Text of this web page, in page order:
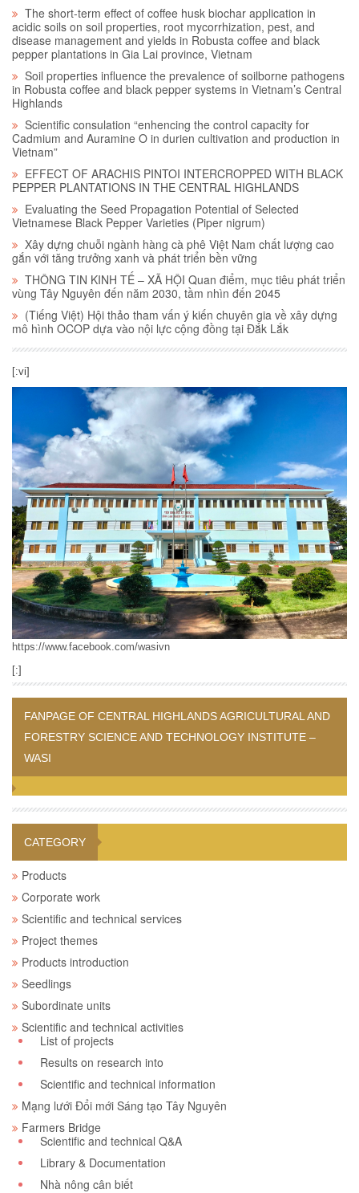
The short-term effect of coffee husk biochar application in
acidic soils on soil properties, root mycorrhization, pest, and
disease management and yields in Robusta coffee and black
pepper plantations in Gia Lai province, Vietnam
Soil properties influence the prevalence of soilborne pathogens
in Robusta coffee and black pepper systems in Vietnam’s Central
Highlands
Scientific consulation “enhencing the control capacity for
Cadmium and Auramine O in durien cultivation and production in
Vietnam”
EFFECT OF ARACHIS PINTOI INTERCROPPED WITH BLACK
PEPPER PLANTATIONS IN THE CENTRAL HIGHLANDS
Evaluating the Seed Propagation Potential of Selected
Vietnamese Black Pepper Varieties (Piper nigrum)
Xây dựng chuỗi ngành hàng cà phê Việt Nam chất lượng cao
gắn với tăng trưởng xanh và phát triển bền vững
THÔNG TIN KINH TẾ – XÃ HỘI Quan điểm, mục tiêu phát triển
vùng Tây Nguyên đến năm 2030, tầm nhìn đến 2045
(Tiếng Việt) Hội thảo tham vấn ý kiến chuyên gia về xây dựng
mô hình OCOP dựa vào nội lực cộng đồng tại Đắk Lắk
[:vi]
https://www.facebook.com/wasivn
[:]
FANPAGE OF CENTRAL HIGHLANDS AGRICULTURAL AND
FORESTRY SCIENCE AND TECHNOLOGY INSTITUTE –
WASI
CATEGORY
Products
Corporate work
Scientific and technical services
Project themes
Products introduction
Seedlings
Subordinate units
Scientific and technical activities
List of projects
Results on research into
Scientific and technical information
Mạng lưới Đổi mới Sáng tạo Tây Nguyên
Farmers Bridge
Scientific and technical Q&A
Library & Documentation
Nhà nông cân biết